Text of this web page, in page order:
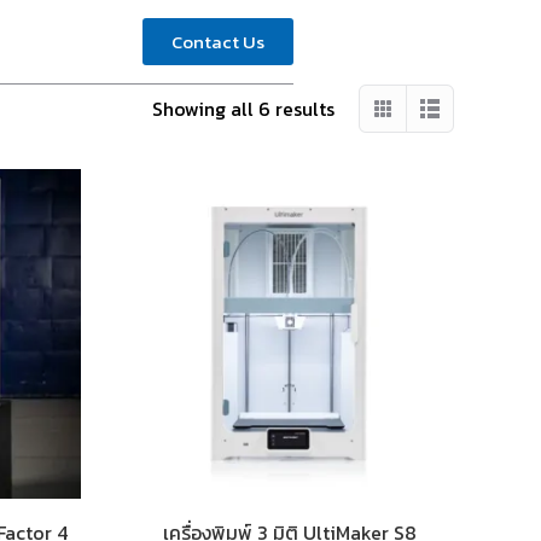
Contact Us
Showing all 6 results
4 เครื่องพิมพ์ 3 มิติ UltiMaker S8